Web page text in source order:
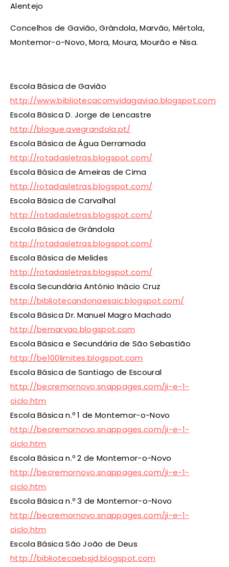
Alentejo
Concelhos de Gavião, Grândola, Marvão, Mértola,
Montemor-o-Novo, Mora, Moura, Mourão e Nisa.
Escola Básica de Gavião
http://www.bibliotecacomvidagaviao.blogspot.com
Escola Básica D. Jorge de Lencastre
http://blogue.avegrandola.pt/
Escola Básica de Água Derramada
http://rotadasletras.blogspot.com/
Escola Básica de Ameiras de Cima
http://rotadasletras.blogspot.com/
Escola Básica de Carvalhal
http://rotadasletras.blogspot.com/
Escola Básica de Grândola
http://rotadasletras.blogspot.com/
Escola Básica de Melides
http://rotadasletras.blogspot.com/
Escola Secundária António Inácio Cruz
http://bibliotecandonaesaic.blogspot.com/
Escola Básica Dr. Manuel Magro Machado
http://bemarvao.blogspot.com
Escola Básica e Secundária de São Sebastião
http://be100limites.blogspot.com
Escola Básica de Santiago de Escoural
http://becremornovo.snappages.com/ji-e-1-
ciclo.htm
Escola Básica n.º 1 de Montemor-o-Novo
http://becremornovo.snappages.com/ji-e-1-
ciclo.htm
Escola Básica n.º 2 de Montemor-o-Novo
http://becremornovo.snappages.com/ji-e-1-
ciclo.htm
Escola Básica n.º 3 de Montemor-o-Novo
http://becremornovo.snappages.com/ji-e-1-
ciclo.htm
Escola Básica São João de Deus
http://bibliotecaebsjd.blogspot.com